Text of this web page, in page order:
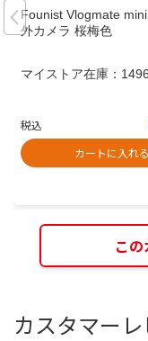
Founist Vlogmate
外カメラ 桜梅色
マイストア在庫： 1496
税込
カートに入れる
こ
カスタマー